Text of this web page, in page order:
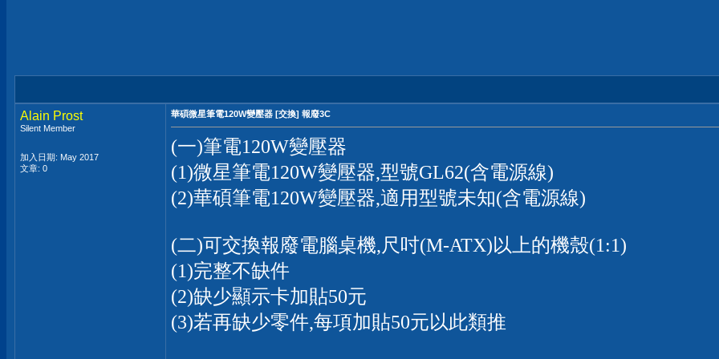
Alain Prost
Silent Member
加入日期: May 2017
文章: 0
華碩微星筆電120W變壓器 [交換] 報廢3C
(一)筆電120W變壓器
(1)微星筆電120W變壓器,型號GL62(含電源線)
(2)華碩筆電120W變壓器,適用型號未知(含電源線)
(二)可交換報廢電腦桌機,尺吋(M-ATX)以上的機殼(1:1)
(1)完整不缺件
(2)缺少顯示卡加貼50元
(3)若再缺少零件,每項加貼50元以此類推